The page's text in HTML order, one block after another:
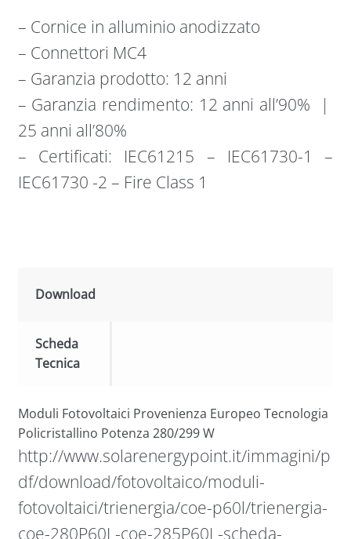
– Cornice in alluminio anodizzato
– Connettori MC4
– Garanzia prodotto: 12 anni
– Garanzia rendimento: 12 anni all’90% |
25 anni all’80%
– Certificati: IEC61215 – IEC61730-1 –
IEC61730 -2 – Fire Class 1
Download
Scheda
Tecnica
Moduli Fotovoltaici Provenienza Europeo Tecnologia
Policristallino Potenza 280/299 W
http://www.solarenergypoint.it/immagini/p
df/download/fotovoltaico/moduli-
fotovoltaici/trienergia/coe-p60l/trienergia-
coe-280P60L-coe-285P60L-scheda-